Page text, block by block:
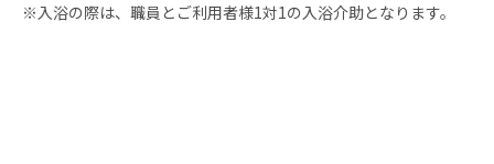
※入浴の際は、職員とご利用者様1対1の入浴介助となります。